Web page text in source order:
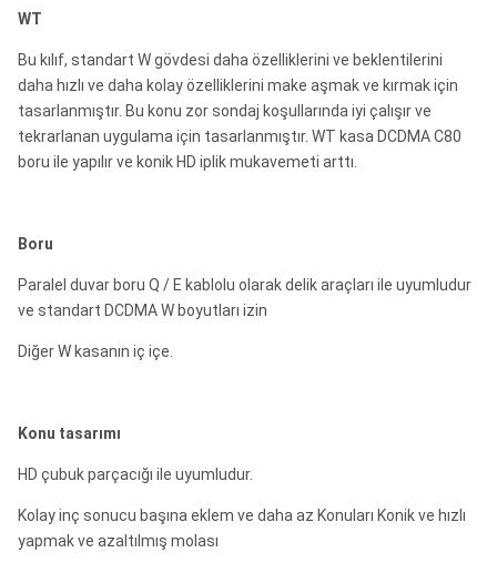
WT
Bu kılıf, standart W gövdesi daha özelliklerini ve beklentilerini
daha hızlı ve daha kolay özelliklerini make aşmak ve kırmak için
tasarlanmıştır. Bu konu zor sondaj koşullarında iyi çalışır ve
tekrarlanan uygulama için tasarlanmıştır. WT kasa DCDMA C80
boru ile yapılır ve konik HD iplik mukavemeti arttı.
Boru
Paralel duvar boru Q / E kablolu olarak delik araçları ile uyumludur
ve standart DCDMA W boyutları izin
Diğer W kasanın iç içe.
Konu tasarımı
HD çubuk parçacığı ile uyumludur.
Kolay inç sonucu başına eklem ve daha az Konuları Konik ve hızlı
yapmak ve azaltılmış molası